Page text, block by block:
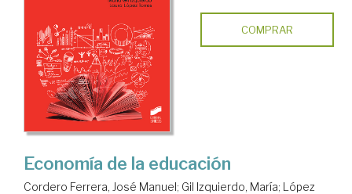
COMPRAR
Economía de la educación
Cordero Ferrera, José Manuel; Gil Izquierdo, María; López